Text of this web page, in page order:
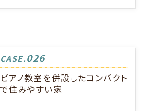
CASE.026
ピアノ教室を併設したコンパクト
で住みやすい家